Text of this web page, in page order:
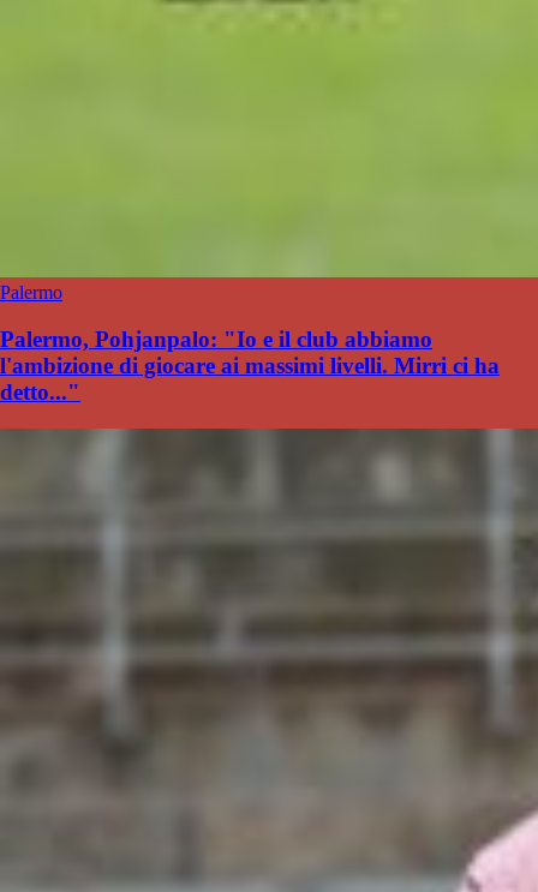
Palermo
Palermo, Pohjanpalo: "Io e il club abbiamo
l'ambizione di giocare ai massimi livelli. Mirri ci ha
detto..."